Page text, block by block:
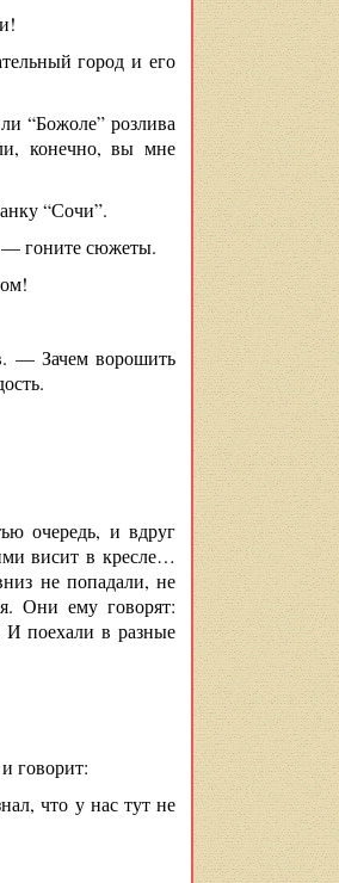
город и его
“Божоле” розлива
конечно, вы мне
“Сочи”.
— гоните сюжеты.
— Зачем ворошить
очередь, и вдруг
висит в кресле…
не попадали, не
Они ему говорят:
И поехали в разные
говорит:
что у нас тут не